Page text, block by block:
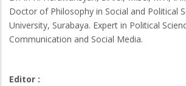
Doctor of Philosophy in Social and Political
University, Surabaya. Expert in Political
Communication and Social Media.
Editor :